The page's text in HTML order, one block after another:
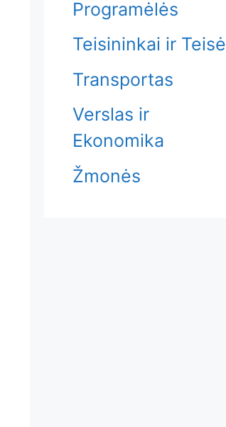
Programėlės
Teisininkai ir Teisė
Transportas
Verslas ir
Ekonomika
Žmonės